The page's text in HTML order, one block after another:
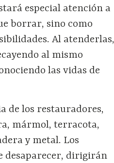
especial atención a
borrar, sino como
Al atenderlas,
al mismo
las vidas de
de los restauradores,
mármol, terracota,
y metal. Los
desaparecer, dirigirán